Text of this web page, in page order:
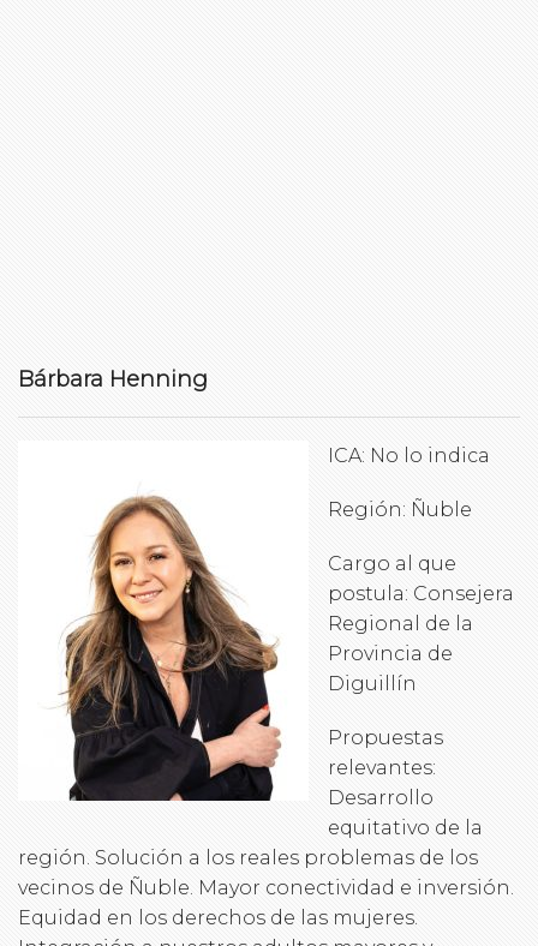
Bárbara Henning
ICA: No lo indica
Región: Ñuble
Cargo al que
postula: Consejera
Regional de la
Provincia de
Diguillín
Propuestas
relevantes:
Desarrollo
equitativo de la
región. Solución a los reales problemas de los
vecinos de Ñuble. Mayor conectividad e inversión.
Equidad en los derechos de las mujeres.